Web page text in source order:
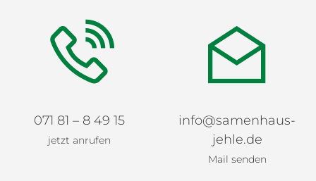
071 81 – 8 49 15
jetzt anrufen
info@samenhaus-
jehle.de
Mail senden